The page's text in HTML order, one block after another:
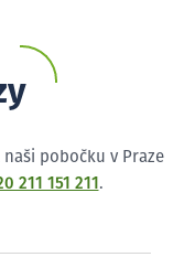
pobočku v Praze
211 151 211 .